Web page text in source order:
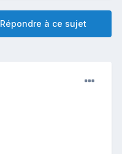
Répondre à ce sujet